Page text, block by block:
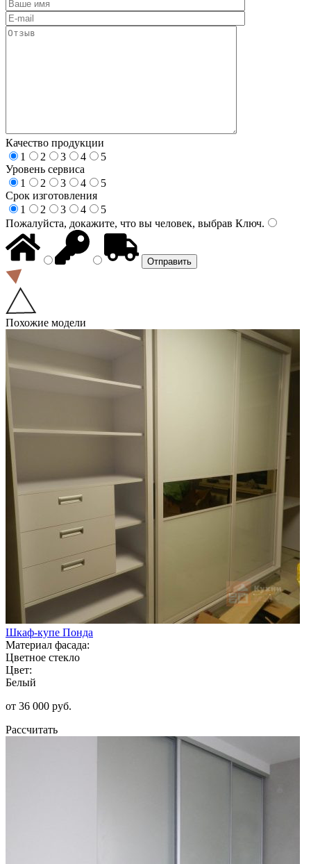
Качество продукции
1
2 3 4
5
Уровень сервиса
1
2 3 4
5
Срок изготовления
1
2 3 4
5
Пожалуйста, докажите, что вы человек, выбрав Ключ.
Похожие модели
Шкаф-купе Понда
Материал фасада:
Цветное стекло
Цвет:
Белый
от 36 000 руб.
Рассчитать